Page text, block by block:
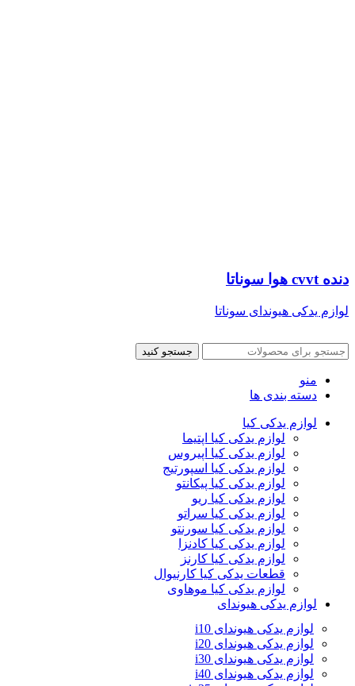
دنده cvvt هوا سوناتا
لوازم یدکی هیوندای سوناتا
جستجو کنید
منو
دسته بندی ها
لوازم یدکی کیا
لوازم یدکی کیا اپتیما
لوازم یدکی کیا اپیروس
لوازم یدکی کیا اسپورتیج
لوازم یدکی کیا پیکانتو
لوازم یدکی کیا ریو
لوازم یدکی کیا سراتو
لوازم یدکی کیا سورنتو
لوازم یدکی کیا کادنزا
لوازم یدکی کیا کارنز
قطعات یدکی کیا کارنیوال
لوازم یدکی کیا موهاوی
لوازم یدکی هیوندای
لوازم یدکی هیوندای i10
لوازم یدکی هیوندای i20
لوازم یدکی هیوندای i30
لوازم یدکی هیوندای i40